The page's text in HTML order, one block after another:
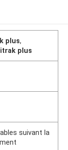
plus,
plus
suivant la